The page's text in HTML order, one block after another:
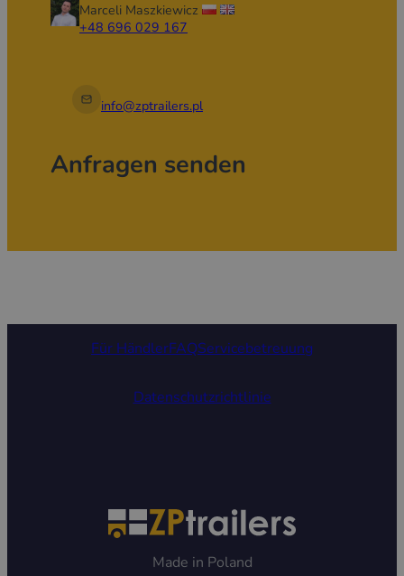
Marceli Maszkiewicz
+48 696 029 167
info@zptrailers.pl
Anfragen senden
Für HändlerFAQServicebetreuung
Datenschutzrichtlinie
Made in Poland